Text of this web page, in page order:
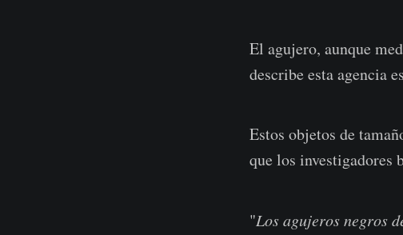
El agujero, aunque
describe esta agencia
Estos objetos de
que los investigadores
"Los agujeros negros